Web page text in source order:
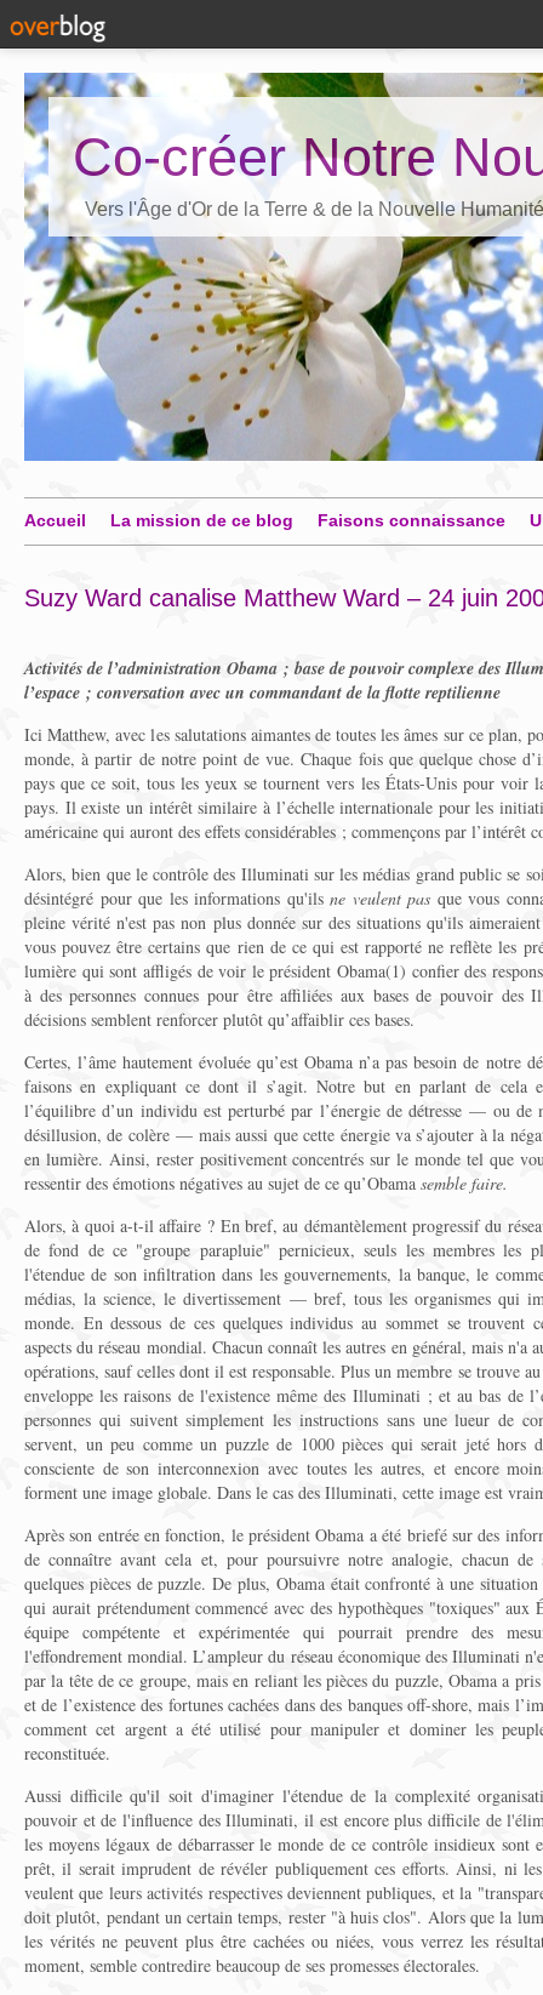
Co-créer Notre
Vers l'Âge d'Or de la Terre & de la Nouvelle Humanité
Accueil La mission de ce blog Faisons connaissance
Suzy Ward canalise Matthew Ward – 24 juin
Activités de l’administration Obama ; base de pouvoir complexe des
l’espace ; conversation avec un commandant de la flotte reptilienne
Ici Matthew, avec les salutations aimantes de toutes les âmes sur ce plan,
monde, à partir de notre point de vue. Chaque fois que quelque chose
pays que ce soit, tous les yeux se tournent vers les États-Unis pour voir
pays. Il existe un intérêt similaire à l’échelle internationale pour les
américaine qui auront des effets considérables ; commençons par l’intérêt
Alors, bien que le contrôle des Illuminati sur les médias grand public se
désintégré pour que les informations qu'ils ne veulent pas que vous
pleine vérité n'est pas non plus donnée sur des situations qu'ils
vous pouvez être certains que rien de ce qui est rapporté ne reflète les
lumière qui sont affligés de voir le président Obama(1) confier des
à des personnes connues pour être affiliées aux bases de pouvoir des
décisions semblent renforcer plutôt qu’affaiblir ces bases.
Certes, l’âme hautement évoluée qu’est Obama n’a pas besoin de notre
faisons en expliquant ce dont il s’agit. Notre but en parlant de cela
l’équilibre d’un individu est perturbé par l’énergie de détresse — ou de
désillusion, de colère — mais aussi que cette énergie va s’ajouter à la
en lumière. Ainsi, rester positivement concentrés sur le monde tel que
ressentir des émotions négatives au sujet de ce qu’Obama semble faire.
Alors, à quoi a-t-il affaire ? En bref, au démantèlement progressif du
de fond de ce "groupe parapluie" pernicieux, seuls les membres les
l'étendue de son infiltration dans les gouvernements, la banque, le
médias, la science, le divertissement — bref, tous les organismes qui
monde. En dessous de ces quelques individus au sommet se trouvent
aspects du réseau mondial. Chacun connaît les autres en général, mais n'a
opérations, sauf celles dont il est responsable. Plus un membre se trouve
enveloppe les raisons de l'existence même des Illuminati ; et au bas de
personnes qui suivent simplement les instructions sans une lueur de
servent, un peu comme un puzzle de 1000 pièces qui serait jeté hors
consciente de son interconnexion avec toutes les autres, et encore
forment une image globale. Dans le cas des Illuminati, cette image est
Après son entrée en fonction, le président Obama a été briefé sur des
de connaître avant cela et, pour poursuivre notre analogie, chacun de
quelques pièces de puzzle. De plus, Obama était confronté à une situation
qui aurait prétendument commencé avec des hypothèques "toxiques"
équipe compétente et expérimentée qui pourrait prendre des
l'effondrement mondial. L’ampleur du réseau économique des Illuminati
par la tête de ce groupe, mais en reliant les pièces du puzzle, Obama a
et de l’existence des fortunes cachées dans des banques off-shore, mais
comment cet argent a été utilisé pour manipuler et dominer les
reconstituée.
Aussi difficile qu'il soit d'imaginer l'étendue de la complexité
pouvoir et de l'influence des Illuminati, il est encore plus difficile de
les moyens légaux de débarrasser le monde de ce contrôle insidieux sont
prêt, il serait imprudent de révéler publiquement ces efforts. Ainsi, ni
veulent que leurs activités respectives deviennent publiques, et la
doit plutôt, pendant un certain temps, rester "à huis clos". Alors que la
les vérités ne peuvent plus être cachées ou niées, vous verrez les
moment, semble contredire beaucoup de ses promesses électorales.